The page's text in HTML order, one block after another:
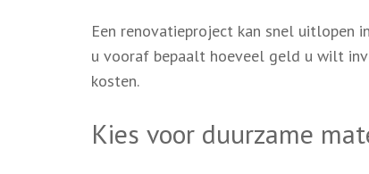
Een renovatieproject kan snel uitlopen
u vooraf bepaalt hoeveel geld u wilt
kosten.
Kies voor duurzame